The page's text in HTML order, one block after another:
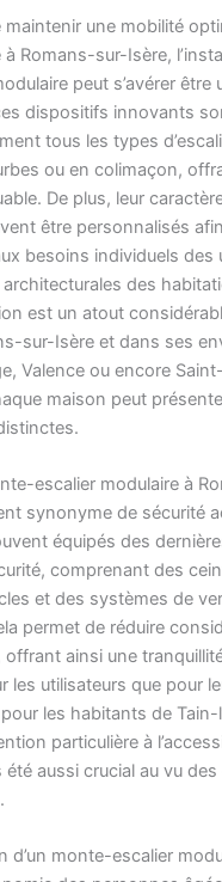
maintenir une mobilité
Romans-sur-Isère,
peut s’avérer être
dispositifs innovants
tous les types
ou en colimaçon,
De plus, leur
être personnalisés
besoins individuels des
des
est un atout
sur-Isère et dans ses
Valence ou encore
maison peut
escalier modulaire à
synonyme de sécurité
équipés des
comprenant des
et des systèmes de
permet de réduire
ainsi une
les utilisateurs que pour
les habitants de Tain-
particulière à
été aussi crucial au vu
d’un monte-escalier